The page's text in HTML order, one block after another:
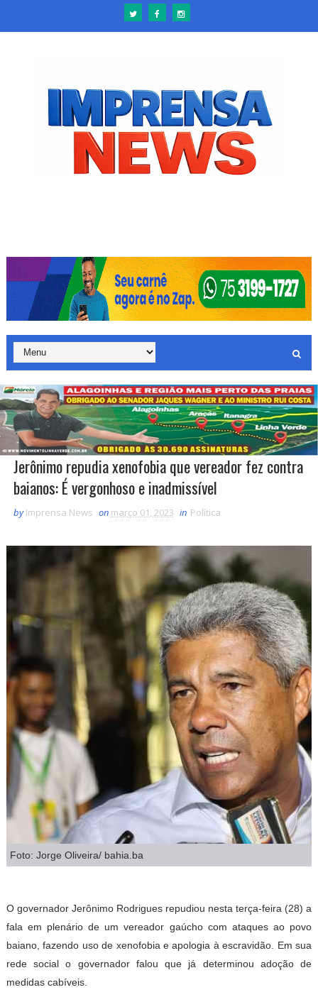
Jerônimo repudia xenofobia que vereador fez contra
baianos: É vergonhoso e inadmissível
by Imprensa News on março 01, 2023 in Política
Foto: Jorge Oliveira/ bahia.ba
O governador Jerônimo Rodrigues repudiou nesta terça-feira (28) a
fala em plenário de um vereador gaúcho com ataques ao povo
baiano, fazendo uso de xenofobia e apologia à escravidão. Em sua
rede social o governador falou que já determinou adoção de
medidas cabíveis.